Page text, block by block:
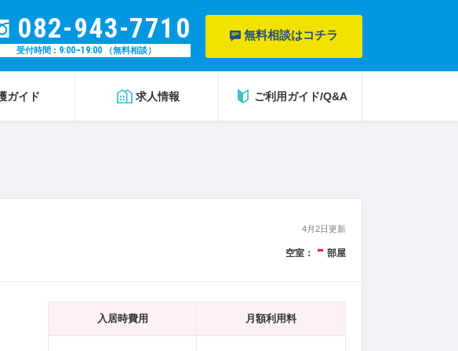
082-943-7710
受付時間 : 9:00~19:00（無料相談）
無料相談はコチラ
ガイド 求人情報 ご利用ガイド/Q&A
4月2日更新
空室： - 部屋
入居時費用 月額利用料